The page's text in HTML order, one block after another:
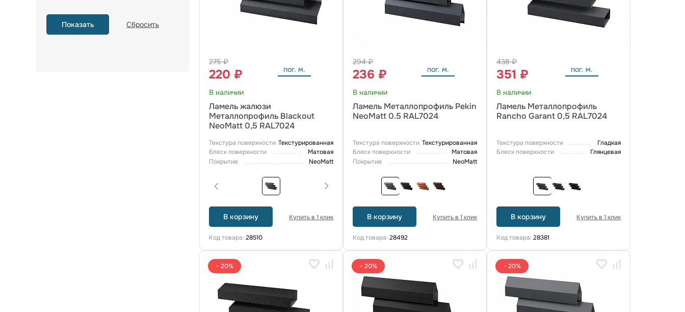
275 ₽
220 ₽ пог. м.
В наличии
Ламель жалюзи
Металлопрофиль Blackout
NeoMatt 0,5 RAL7024
Текстура поверхности Текстурированная
Блеск поверхности
Матовая
Покрытие
NeoMatt
В корзину Купить в 1 клик
Код товара:28510
294 ₽
236 ₽ пог. м.
В наличии
Ламель Металлопрофиль Pekin
NeoMatt 0.5 RAL7024
Текстура поверхности Текстурированная
Блеск поверхности
Матовая
Покрытие
NeoMatt
В корзину Купить в 1 клик
Код товара:28492
438 ₽
351 ₽ пог. м.
В наличии
Ламель Металлопрофиль
Rancho Garant 0,5 RAL7024
Текстура поверхности
Гладкая
Блеск поверхности
Глянцевая
В корзину Купить в 1 клик
Код товара:28381
− 20% − 20% − 20%